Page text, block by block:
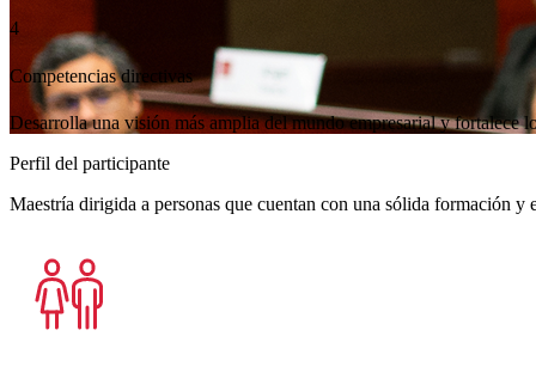
Desarrolla una visión más amplia del mundo empresarial y fortalece
Perfil del participante
Maestría dirigida a personas que cuentan con una sólida formación y